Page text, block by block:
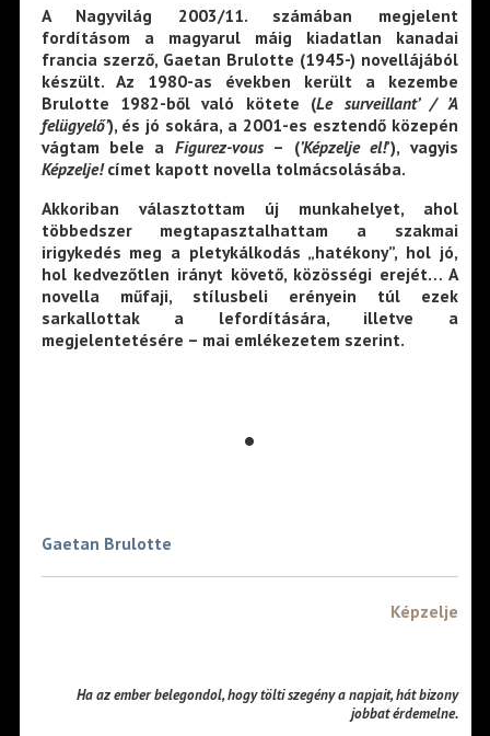
A Nagyvilág 2003/11. számában megjelent
fordításom a magyarul máig kiadatlan kanadai
francia szerző, Gaetan Brulotte (1945-) novellájából
készült. Az 1980-as években került a kezembe
Brulotte 1982-ből való kötete (Le surveillant’ / ’A
felügyelő’), és jó sokára, a 2001-es esztendő közepén
vágtam bele a Figurez-vous– (’Képzelje el!’), vagyis
Képzelje!címet kapott novella tolmácsolásába.
Akkoriban választottam új munkahelyet, ahol
többedszer megtapasztalhattam a szakmai
irigykedés meg a pletykálkodás „hatékony”, hol jó,
hol kedvezőtlen irányt követő, közösségi erejét… A
novella műfaji, stílusbeli erényein túl ezek
sarkallottak a lefordítására, illetve a
megjelentetésére – mai emlékezetem szerint.
•
Gaetan Brulotte
Képzelje
Ha az ember belegondol, hogy tölti szegény a napjait, hát bizony
jobbat érdemelne.